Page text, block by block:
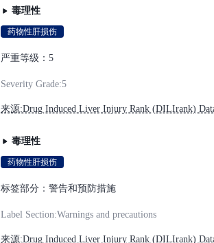
毒理性
药物性肝损伤
严重等级：5
Severity Grade:5
来源:Drug Induced Liver Injury Rank (DILIrank)
毒理性
药物性肝损伤
标签部分：警告和预防措施
Label Section:Warnings and precautions
来源:Drug Induced Liver Injury Rank (DILIrank)